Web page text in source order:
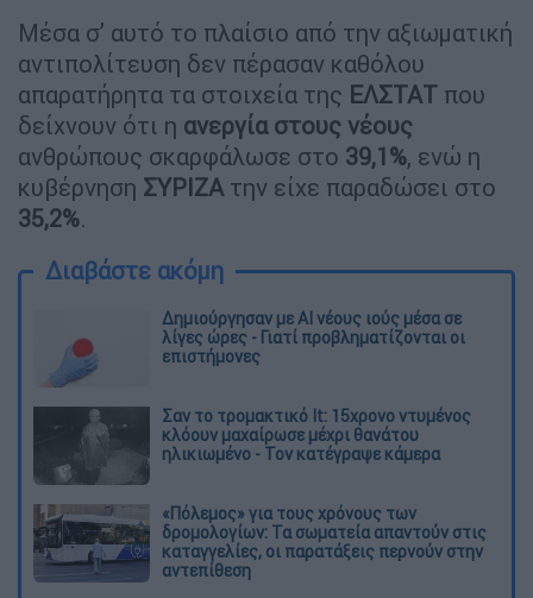
Μέσα σ’ αυτό το πλαίσιο από την αξιωματική
αντιπολίτευση δεν πέρασαν καθόλου
απαρατήρητα τα στοιχεία της ΕΛΣΤΑΤ που
δείχνουν ότι η ανεργία στους νέους
ανθρώπους σκαρφάλωσε στο 39,1%, ενώ η
κυβέρνηση ΣΥΡΙΖΑτην είχε παραδώσει στο
35,2%.
Διαβάστε ακόμη
Δημιούργησαν με AI νέους ιούς μέσα σε
λίγες ώρες - Γιατί προβληματίζονται οι
επιστήμονες
Σαν το τρομακτικό It: 15χρονο ντυμένος
κλόουν μαχαίρωσε μέχρι θανάτου
ηλικιωμένο - Τον κατέγραψε κάμερα
«Πόλεμος» για τους χρόνους των
δρομολογίων: Τα σωματεία απαντούν στις
καταγγελίες, οι παρατάξεις περνούν στην
αντεπίθεση